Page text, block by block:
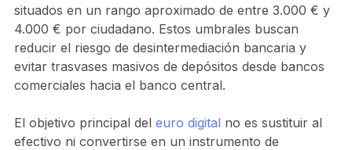
situados en un rango aproximado de entre 3.000 € y
4.000 € por ciudadano. Estos umbrales buscan
reducir el riesgo de desintermediación bancaria y
evitar trasvases masivos de depósitos desde bancos
comerciales hacia el banco central.
El objetivo principal del euro digital no es sustituir al
efectivo ni convertirse en un instrumento de